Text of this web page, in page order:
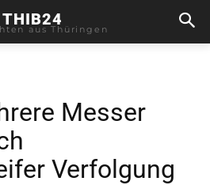
THIB24
aus Thüringen
Messer
Verfolgung